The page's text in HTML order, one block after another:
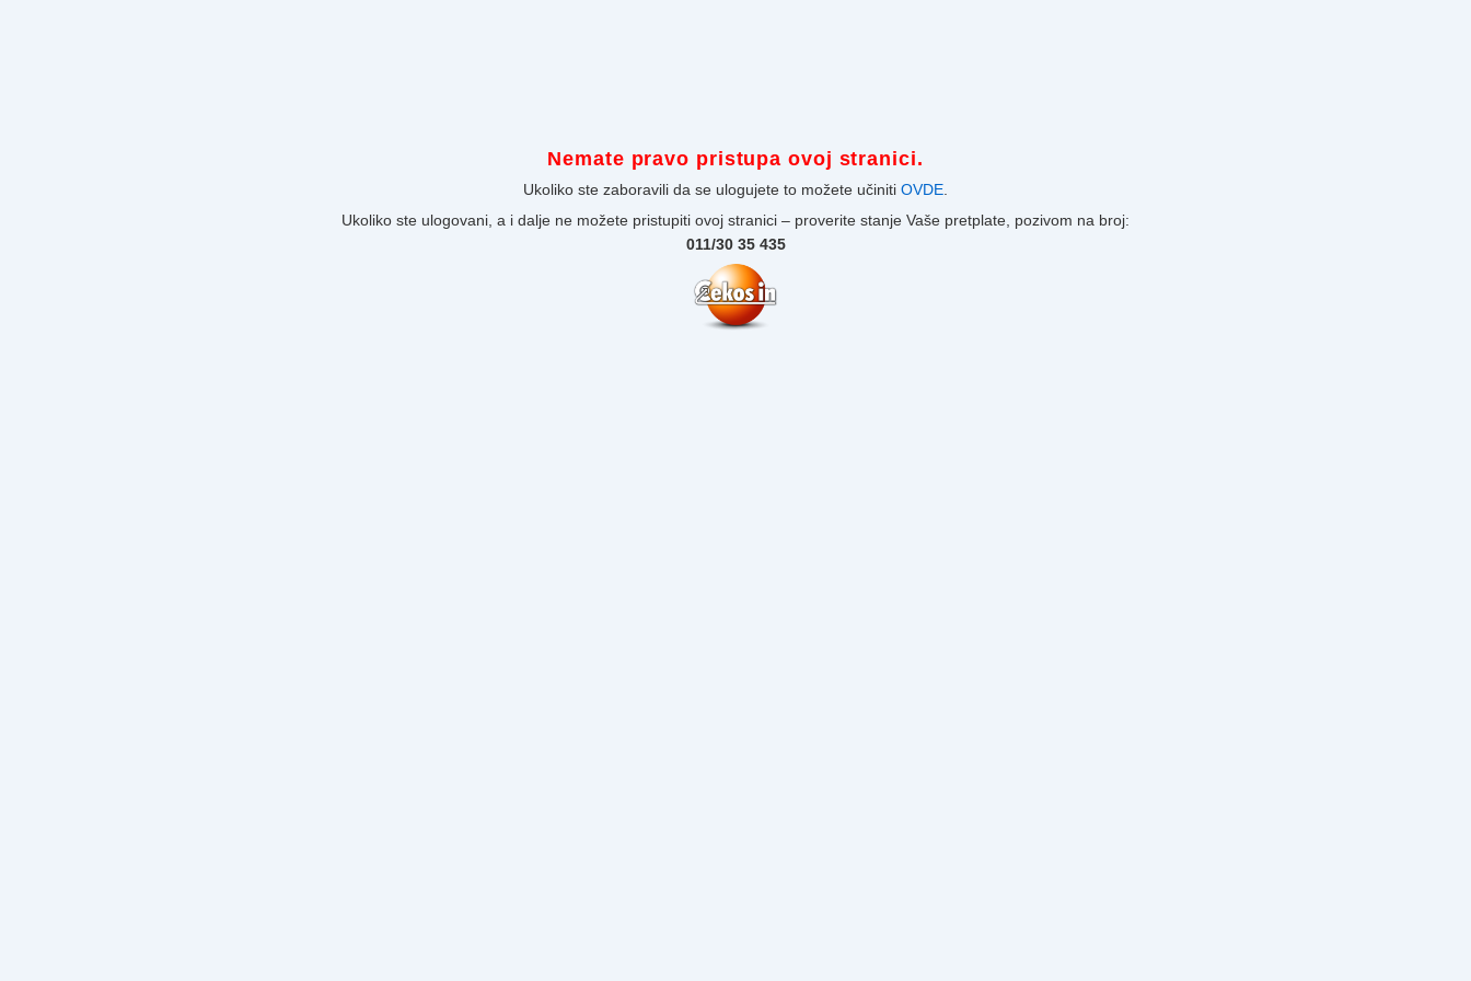
Nemate pravo pristupa ovoj stranici.
Ukoliko ste zaboravili da se ulogujete to možete učiniti OVDE.
Ukoliko ste ulogovani, a i dalje ne možete pristupiti ovoj stranici – proverite stanje Vaše pretplate, pozivom na broj:
011/30 35 435